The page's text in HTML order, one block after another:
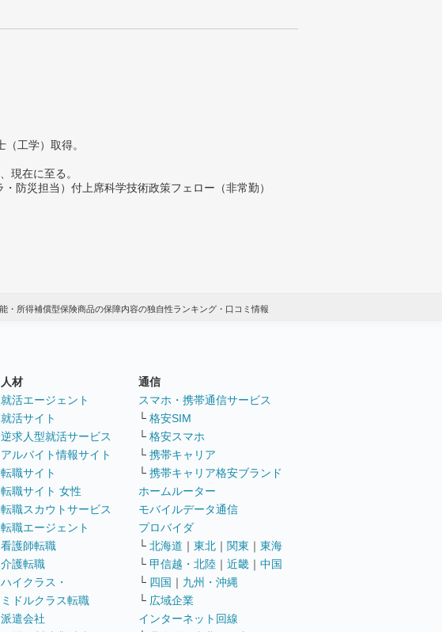
工学）取得。
現在に至る。
防災担当）付上席科学技術政策フェロー（非常勤）
・所得補償型保険商品の保障内容の独自性ランキング・口コミ情報
人材
就活エージェント
就活サイト
逆求人型就活サービス
アルバイト情報サイト
転職サイト
転職サイト 女性
転職スカウトサービス
転職エージェント
看護師転職
介護転職
ハイクラス・
ミドルクラス転職
派遣会社
通信
スマホ・携帯通信サービス
└ 格安SIM
└ 格安スマホ
└ 携帯キャリア
└ 携帯キャリア格安ブランド
ホームルーター
モバイルデータ通信
プロバイダ
└ 北海道 ｜ 東北 ｜ 関東 ｜ 東海
└ 甲信越・北陸 ｜ 近畿 ｜ 中国
└ 四国 ｜ 九州・沖縄
└ 広域企業
インターネット回線